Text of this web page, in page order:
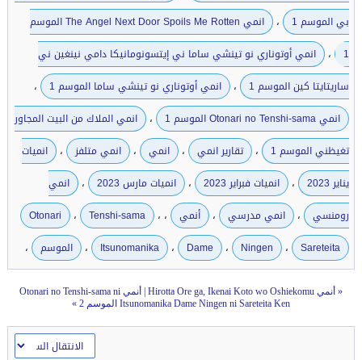
بي الموسم 1
،
انمي The Angel Next Door Spoils Me Rotten الموسم
1
،
انمي أوتوناري نو تينشي ساما ني إيتسونومانيكا دامي نينغين ني
ساريتايتا كين الموسم 1
، انمي أوتوناري نو تينشي ساما الموسم 1 ،
انمي Otonari no Tenshi-sama الموسم 1 ،
انمي الملاك من البيت المجاور
تغيظني الموسم 1
، تقارير انمي ، انمي ، انمي متلفز ،
انميات
يناير 2023
، انميات فبراير 2023 ، انميات مارس 2023 ،
انمي
رومنسي
، انمي مدرسي ، أنمي ، Otonari ، Tenshi-sama ،
Itsunomanika ، Dame ، Ningen ، Sareteita ، الموسم ،
« أنمي Hirotta Ore ga, Ikenai Koto wo Oshiekomu
أنمي Otonari no Tenshi-sama ni
Itsunomanika Dame Ningen ni Sareteita Ken الموسم 2
»